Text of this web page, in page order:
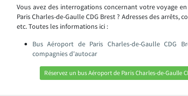
Vous avez des interrogations concernant votre voyage
Paris Charles-de-Gaulle CDG Brest ? Adresses des arrêts,
etc. Toutes les informations ici :
Bus Aéroport de Paris Charles-de-Gaulle CDG
compagnies d'autocar
Réservez un bus Aéroport de Paris Charles-de-Gaulle